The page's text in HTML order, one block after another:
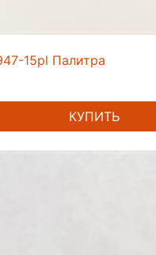
15pl Палитра
КУПИТЬ